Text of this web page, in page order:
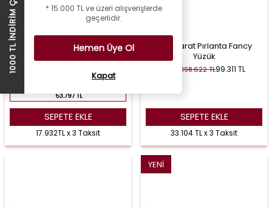
3.79 Karat Pırlanta Blue Topaz
53.797 TL
SEPETE EKLE
17.932TL x 3 Taksit
6.53 Karat Pırlanta Fancy
Yüzük
198.622TL99.311 TL
SEPETE EKLE
33.104 TL x 3 Taksit
YENI
1000 TL İNDİRİM ÇEKİ
* 15.000 TL ve üzeri alışverişlerde
geçerlidir.
Hemen Üye Ol
Kapat